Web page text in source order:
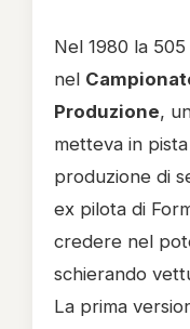
Nel 1980 la
nel
Produzione,
metteva in
produzione di
ex pilota di
credere nel
schierando
La prima